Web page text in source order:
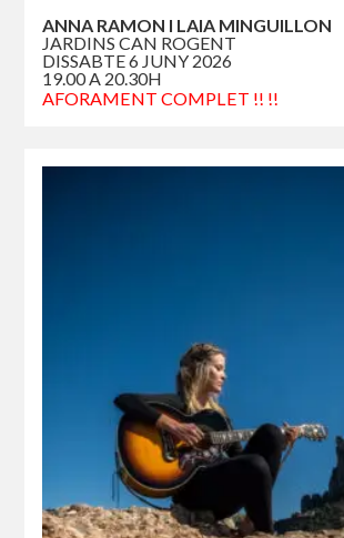
ANNA RAMON I LAIA MINGUILLON
JARDINS CAN ROGENT
DISSABTE 6 JUNY 2026
19.00 A 20.30H
AFORAMENT COMPLET !! !!